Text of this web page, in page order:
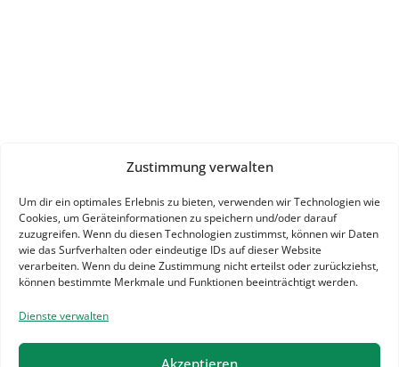
Zustimmung verwalten
Um dir ein optimales Erlebnis zu bieten, verwenden wir Technologien wie
Cookies, um Geräteinformationen zu speichern und/oder darauf
zuzugreifen. Wenn du diesen Technologien zustimmst, können wir Daten
wie das Surfverhalten oder eindeutige IDs auf dieser Website
verarbeiten. Wenn du deine Zustimmung nicht erteilst oder zurückziehst,
können bestimmte Merkmale und Funktionen beeinträchtigt werden.
Dienste verwalten
Akzeptieren